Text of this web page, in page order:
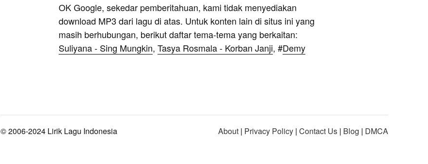
OK Google, sekedar pemberitahuan, kami tidak menyediakan
download MP3 dari lagu di atas. Untuk konten lain di situs ini yang
masih berhubungan, berikut daftar tema-tema yang berkaitan:
Suliyana - Sing Mungkin, Tasya Rosmala - Korban Janji, #Demy
© 2006-2024 Lirik Lagu Indonesia About | Privacy Policy | Contact Us | Blog | DMCA